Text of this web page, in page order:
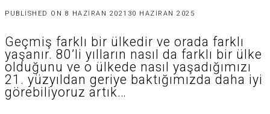
PUBLISHED ON 8 HAZIRAN 2021 30 HAZIRAN 2025
Geçmiş farklı bir ülkedir ve orada farklı
yaşanır. 80’li yılların nasıl da farklı bir ülke
olduğunu ve o ülkede nasıl yaşadığımızı
21. yüzyıldan geriye baktığımızda daha iyi
görebiliyoruz artık…